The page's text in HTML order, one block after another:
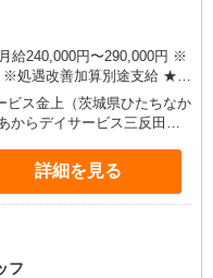
給240,000円〜290,000円 ※
遇改善加算別途支給 ★夜
円〜270,000円 ※資格・
善加算別途支給
ビス金上（茨城県ひたちなか
からデイサービス三反田
詳細を見る
フ